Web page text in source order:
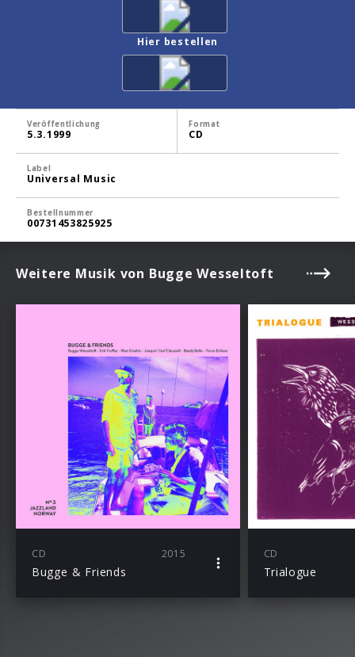
Hier bestellen
Veröffentlichung
5.3.1999
Format
CD
Label
Universal Music
Bestellnummer
00731453825925
Weitere Musik von Bugge Wesseltoft
CD 2015
Bugge & Friends
CD
Trialogue